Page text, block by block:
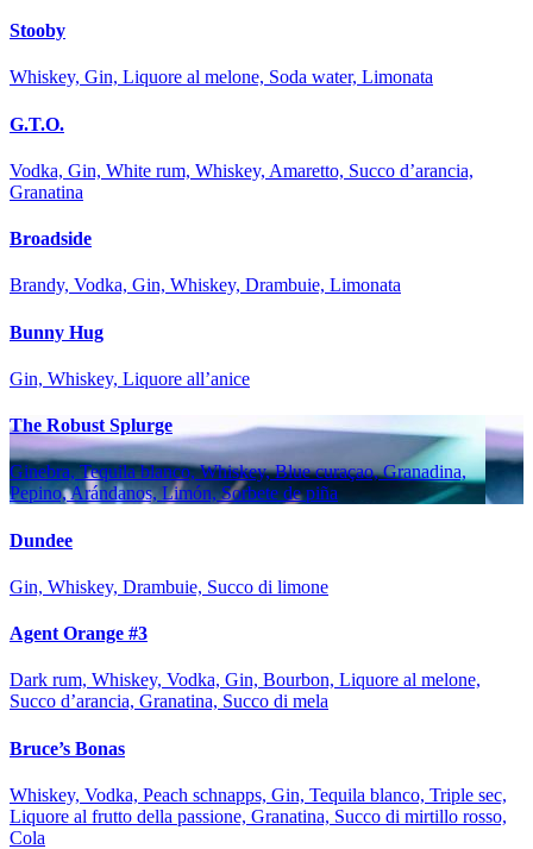
Stooby
Whiskey, Gin, Liquore al melone, Soda water, Limonata
G.T.O.
Vodka, Gin, White rum, Whiskey, Amaretto, Succo d’arancia,
Granatina
Broadside
Brandy, Vodka, Gin, Whiskey, Drambuie, Limonata
Bunny Hug
Gin, Whiskey, Liquore all’anice
The Robust Splurge
Ginebra, Tequila blanco, Whiskey, Blue curaçao, Granadina,
Pepino, Arándanos, Limón, Sorbete de piña
Dundee
Gin, Whiskey, Drambuie, Succo di limone
Agent Orange #3
Dark rum, Whiskey, Vodka, Gin, Bourbon, Liquore al melone,
Succo d’arancia, Granatina, Succo di mela
Bruce’s Bonas
Whiskey, Vodka, Peach schnapps, Gin, Tequila blanco, Triple sec,
Liquore al frutto della passione, Granatina, Succo di mirtillo rosso,
Cola